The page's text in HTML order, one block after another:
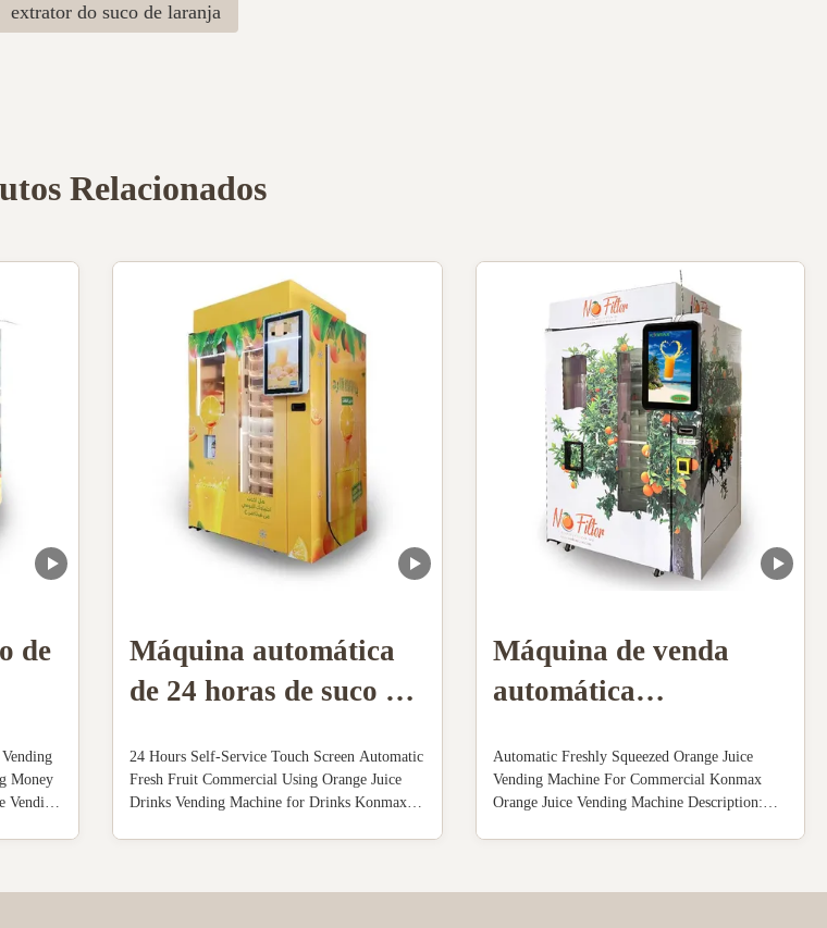
extrator do suco de laranja
Relacionados
de
Money
Máquina automática
de 24 horas de suco de
24 Hours Self-Service Touch Screen Automatic
Fresh Fruit Commercial Using Orange Juice
Drinks Vending Machine for Drinks Konmax
cup machine withouperson put the oranges ...
Máquina de venda
automática
espremida automática
do suco de laranja
publicitário
Automatic Freshly Squeezed Orange Juice
Vending Machine For Commercial Konmax
Orange Juice Vending Machine Description:
collector.The structure is well-organized and